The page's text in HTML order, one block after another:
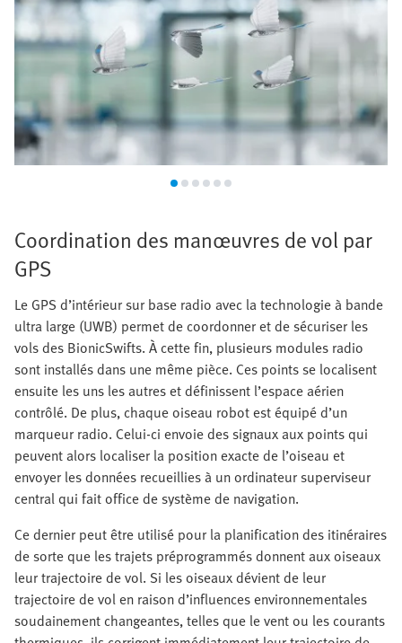
Coordination des manœuvres de vol par
GPS
Le GPS d’intérieur sur base radio avec la technologie à bande
ultra large (UWB) permet de coordonner et de sécuriser les
vols des BionicSwifts. À cette fin, plusieurs modules radio
sont installés dans une même pièce. Ces points se localisent
ensuite les uns les autres et définissent l’espace aérien
contrôlé. De plus, chaque oiseau robot est équipé d’un
marqueur radio. Celui-ci envoie des signaux aux points qui
peuvent alors localiser la position exacte de l’oiseau et
envoyer les données recueillies à un ordinateur superviseur
central qui fait office de système de navigation.
Ce dernier peut être utilisé pour la planification des itinéraires
de sorte que les trajets préprogrammés donnent aux oiseaux
leur trajectoire de vol. Si les oiseaux dévient de leur
trajectoire de vol en raison d’influences environnementales
soudainement changeantes, telles que le vent ou les courants